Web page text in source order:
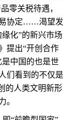
零关税待遇，
易协定……渴望发
化”的新兴市场
提出“开创合作
中国的也是世
们看到的不仅是
的人类文明新形
。